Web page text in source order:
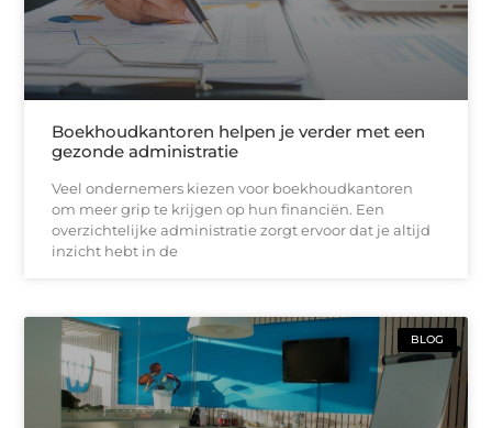
Boekhoudkantoren helpen je verder met een
gezonde administratie
Veel ondernemers kiezen voor boekhoudkantoren
om meer grip te krijgen op hun financiën. Een
overzichtelijke administratie zorgt ervoor dat je altijd
inzicht hebt in de
BLOG